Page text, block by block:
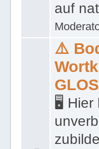
aus
auf
⚠️
🖥 Hier